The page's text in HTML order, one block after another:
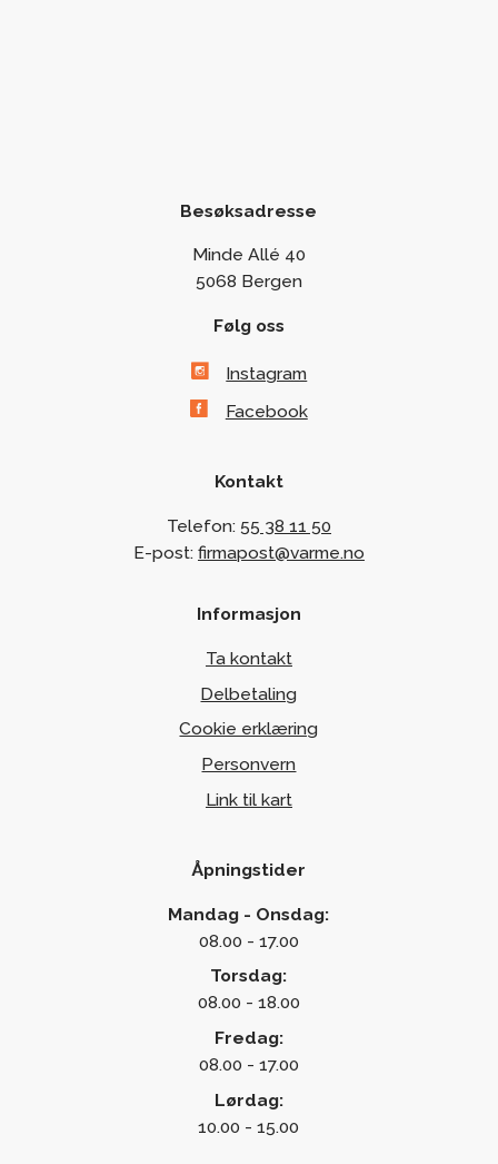
Besøksadresse
Minde Allé 40
5068 Bergen
Følg oss
Instagram
Facebook
Kontakt
Telefon: 55 38 11 50
E-post: firmapost@varme.no
Informasjon
Ta kontakt
Delbetaling
Cookie erklæring
Personvern
Link til kart
Åpningstider
Mandag - Onsdag:
08.00 - 17.00
Torsdag:
08.00 - 18.00
Fredag:
08.00 - 17.00
Lørdag:
10.00 - 15.00